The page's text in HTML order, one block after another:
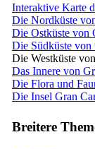
Interaktive Karte
Die Nordküste
Die Ostküste von
Die Südküste von
Die Westküste
Das Innere von
Die Flora und
Die Insel Gran
Breitere